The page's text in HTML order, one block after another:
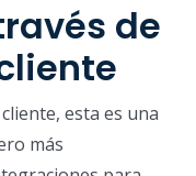
de
esta es una
más